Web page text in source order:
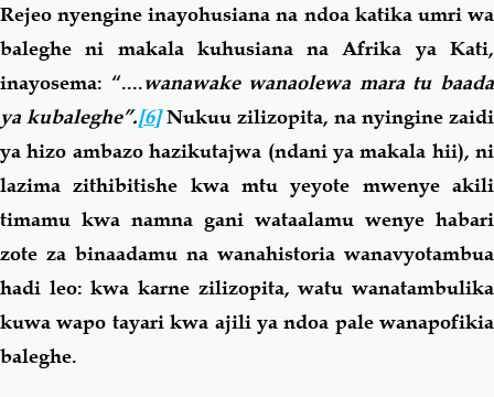
Rejeo nyengine inayohusiana na ndoa katika umri wa
baleghe ni makala kuhusiana na Afrika ya Kati,
inayosema: “....wanawake wanaolewa mara tu baada
ya kubaleghe”.[6] Nukuu zilizopita, na nyingine zaidi
ya hizo ambazo hazikutajwa (ndani ya makala hii), ni
lazima zithibitishe kwa mtu yeyote mwenye akili
timamu kwa namna gani wataalamu wenye habari
zote za binaadamu na wanahistoria wanavyotambua
hadi leo: kwa karne zilizopita, watu wanatambulika
kuwa wapo tayari kwa ajili ya ndoa pale wanapofikia
baleghe.